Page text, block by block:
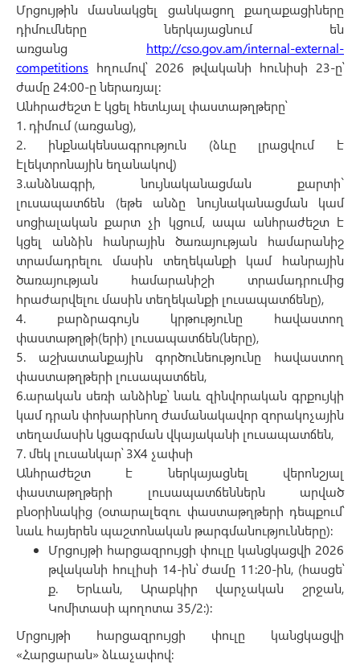
Մրցույթին մասնակցել ցանկացող քաղաքացիները
դիմումները ներկայացնում են
առցանց http://cso.gov.am/internal-external-
competitions հղումով՝ 2026 թվականի հունիսի 23-ը՝
ժամը 24:00-ը ներառյալ:
Անհրաժեշտ է կցել հետևյալ փաստաթղթերը՝
1. դիմում (առցանց),
2. ինքնակենսագրություն (ձևը լրացվում է
էլեկտրոնային եղանակով)
3.անձնագրի, նույնականացման քարտի`
լուսապատճեն (եթե անձը նույնականացման կամ
սոցիալական քարտ չի կցում, ապա անհրաժեշտ է
կցել անձին հանրային ծառայության համարանիշ
տրամադրելու մասին տեղեկանքի կամ հանրային
ծառայության համարանիշի տրամադրումից
հրաժարվելու մասին տեղեկանքի լուսապատճենը),
4. բարձրագույն կրթությունը հավաստող
փաստաթղթի(երի) լուսապատճեն(ները),
5. աշխատանքային գործունեությունը հավաստող
փաստաթղթերի լուսապատճեն,
6.արական սեռի անձինք՝ նաև զինվորական գրքույկի
կամ դրան փոխարինող ժամանակավոր զորակոչային
տեղամասին կցագրման վկայականի լուսապատճեն,
7. մեկ լուսանկար՝ 3X4 չափսի
Անհրաժեշտ է ներկայացնել վերոնշյալ
փաստաթղթերի լուսապատճեններն արված
բնօրինակից (օտարալեզու փաստաթղթերի դեպքում՝
նաև հայերեն պաշտոնական թարգմանությունները)։
Մրցույթի հարցազրույցի փուլը կանցկացվի 2026
թվականի հուլիսի 14-ին՝ ժամը 11:20-ին, (հասցե՝
ք. Երևան, Արաբկիր վարչական շրջան,
Կոմիտասի պողոտա 35/2:):
Մրցույթի հարցազրույցի փուլը կանցկացվի
«Հարցարան» ձևաչափով: